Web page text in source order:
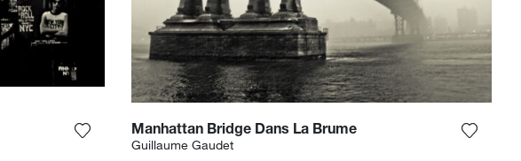
Aggiungi la fotografia alla mia lista dei desideri
Manhattan Bridge Dans La Brume
Guillaume Gaudet